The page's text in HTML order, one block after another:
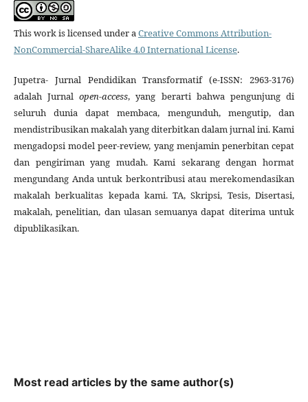
This work is licensed under aCreative Commons Attribution-
NonCommercial-ShareAlike 4.0 International License.
Jupetra- Jurnal Pendidikan Transformatif (e-ISSN: 2963-3176)
adalah Jurnalopen-access, yang berarti bahwa pengunjung di
seluruh dunia dapat membaca, mengunduh, mengutip, dan
mendistribusikan makalah yang diterbitkan dalam jurnal ini. Kami
mengadopsi model peer-review, yang menjamin penerbitan cepat
dan pengiriman yang mudah. Kami sekarang dengan hormat
mengundang Anda untuk berkontribusi atau merekomendasikan
makalah berkualitas kepada kami. TA, Skripsi, Tesis, Disertasi,
makalah, penelitian, dan ulasan semuanya dapat diterima untuk
dipublikasikan.
Most read articles by the same author(s)